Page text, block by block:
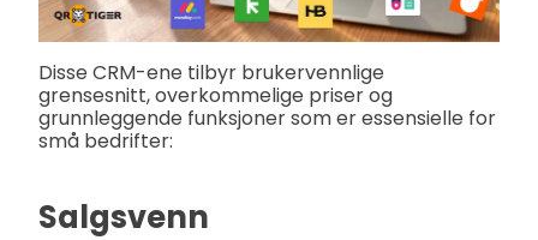
Disse CRM-ene tilbyr brukervennlige
grensesnitt, overkommelige priser og
grunnleggende funksjoner som er essensielle for
små bedrifter:
Salgsvenn